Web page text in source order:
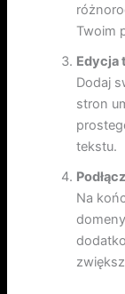
Twoim
Edycja
Dodaj
stron
tekstu.
Na